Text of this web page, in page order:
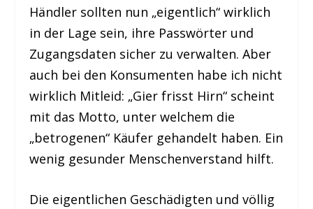
Händler sollten nun „eigentlich“ wirklich
in der Lage sein, ihre Passwörter und
Zugangsdaten sicher zu verwalten. Aber
auch bei den Konsumenten habe ich nicht
wirklich Mitleid: „Gier frisst Hirn“ scheint
mit das Motto, unter welchem die
„betrogenen“ Käufer gehandelt haben. Ein
wenig gesunder Menschenverstand hilft.
Die eigentlichen Geschädigten und völlig